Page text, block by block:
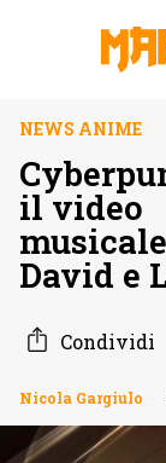
NEWS ANIME
il video
David e
Condividi
Nicola Gargiulo